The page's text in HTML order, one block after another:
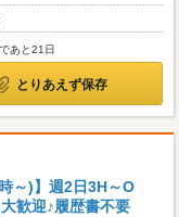
あと21日
とりあえず保存
～)】週2日3H～O
歓迎♪履歴書不要